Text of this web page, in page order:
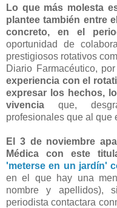
Lo que más molesta
plantee también entre
concreto, en el
oportunidad de
prestigiosos rotativos
Diario Farmacéutico,
experiencia con el
expresar los hechos,
vivenciaque,
profesionales que al que
El 3 de noviembre
Médica con este
'meterse en un jardín'
en el que hay una
nombre y apellidos),
periodista contactara